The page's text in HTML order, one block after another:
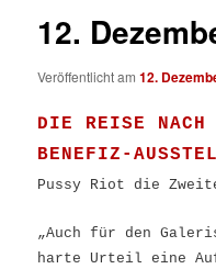
12.
Veröffentlicht am12.
DIE REISE NACH
BENEFIZ-
Pussy Riot die
„Auch für den
harte Urteil eine